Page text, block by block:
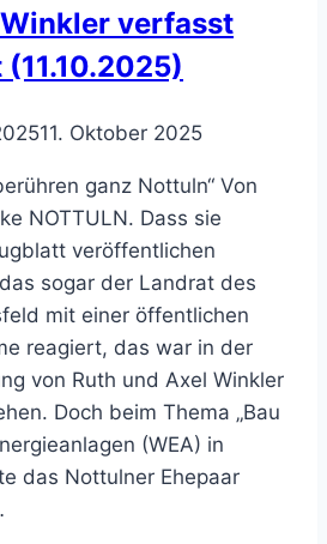
verfasst
11. Oktober 2025
ganz Nottuln“ Von
NOTTULN. Dass sie
veröffentlichen
sogar der Landrat des
mit einer öffentlichen
reagiert, das war in der
von Ruth und Axel Winkler
Doch beim Thema „Bau
(WEA) in
das Nottulner Ehepaar